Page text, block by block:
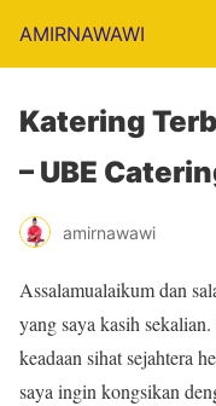
AMIRNAWAWI
Katering
– UBE
amirnawawi
Assalamualaikum dan
yang saya kasih
keadaan sihat sejahtera
saya ingin kongsikan